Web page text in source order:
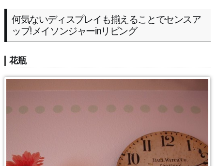
何気ないディスプレイも揃えることでセンスア
ップ!メイソンジャーinリビング
花瓶